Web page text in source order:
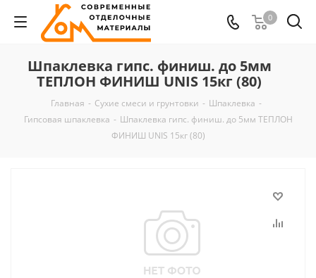
0
Шпаклевка гипс. финиш. до 5мм
ТЕПЛОН ФИНИШ UNIS 15кг (80)
Главная - Сухие смеси и грунтовки - Шпаклевка -
Гипсовая шпаклевка - Шпаклевка гипс. финиш. до 5мм ТЕПЛОН
ФИНИШ UNIS 15кг (80)